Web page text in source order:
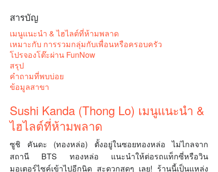
สารบัญ
เมนูแนะนำ & ไฮไลต์ที่ห้ามพลาด
เหมาะกับ การรวมกลุ่มกับเพื่อนหรือครอบครัว
โปรจองโต๊ะผ่าน FunNow
สรุป
คำถามที่พบบ่อย
ข้อมูลสาขา
Sushi Kanda (Thong Lo) เมนูแนะนำ &
ไฮไลต์ที่ห้ามพลาด
ซูชิ คันดะ (ทองหล่อ) ตั้งอยู่ในซอยทองหล่อ ไม่ไกลจาก
สถานี BTS ทองหล่อ แนะนำให้ต่อรถแท็กซี่หรือวิน
มอเตอร์ไซค์เข้าไปอีกนิด สะดวกสุดๆ เลย! ร้านนี้เป็นแหล่ง